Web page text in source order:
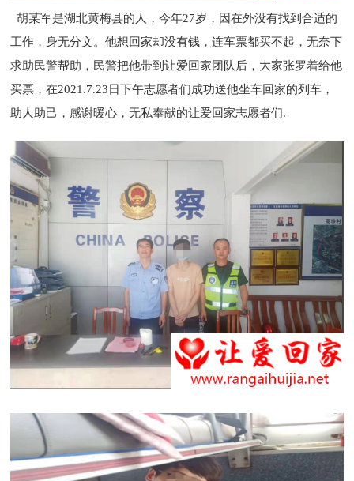
胡某军是湖北黄梅县的人，今年27岁，因在外没有找到合适的
工作，身无分文。他想回家却没有钱，连车票都买不起，无奈下
求助民警帮助，民警把他带到让爱回家团队后，大家张罗着给他
买票，在2021.7.23 日下午志愿者们成功送他坐车回家的列车，
助人助己，感谢暖心，无私奉献的让爱回家志愿者们.